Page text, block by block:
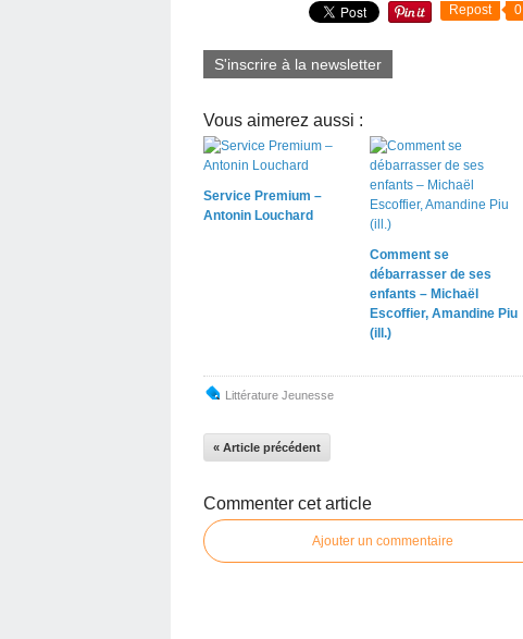
Repost 0
S'inscrire à la newsletter
Vous aimerez aussi :
Service Premium –
Antonin Louchard
Comment se
débarrasser de ses
enfants – Michaël
Escoffier, Amandine Piu
(ill.)
Littérature Jeunesse
« Article précédent
Commenter cet article
Ajouter un commentaire